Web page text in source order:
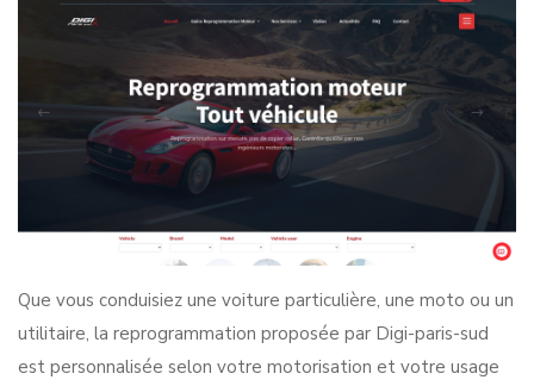
Que vous conduisiez une voiture particulière, une moto ou un
utilitaire, la reprogrammation proposée par Digi-paris-sud
est personnalisée selon votre motorisation et votre usage